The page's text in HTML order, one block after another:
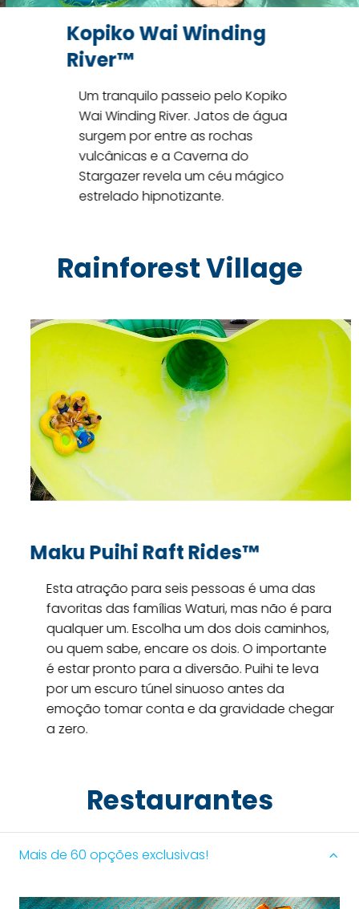
Honu ika Moana™
Assim como os antigos Waturi
surfavam em cima de amigáveis
tartarugas marinhas e baleias,
você e seus amigos podem curtir
esses dois emocionantes
toboáguas. Honu mostra sua
força, enquanto ika Moana se
diverte molhando os viajantes.
Rainforest Village
TeAwa The Fearless River™
Se você gosta de aventura, aqui é o lugar.
Faça um passeio emocionante por águas
cristalinas, atravesse uma enorme corredeira
e tome cuidado com as ondas, elas ficam
agitadas a qualquer momento.
Restaurantes
Mais de 60 opções exclusivas!